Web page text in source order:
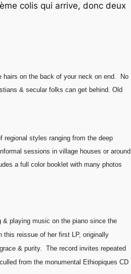
colis qui arrive, donc deux
hairs on the back of your neck on end. No
& secular folks can get behind. Old
regional styles ranging from the deep
sessions in village houses or around
a full color booklet with many photos
playing music on the piano since the
reissue of her first LP, originally
& purity. The record invites repeated
from the monumental Ethiopiques CD